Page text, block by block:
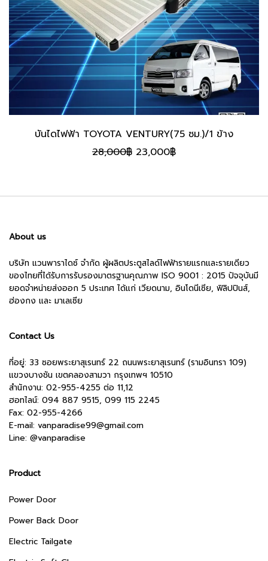
บันไดไฟฟ้า TOYOTA VENTURY(75 ซม.)/1 ข้าง
28,000฿ Original
23,000฿Current
About us
บริษัท แวนพาราไดซ์ จำกัด ผู้ผลิตประตูสไลด์ไฟฟ้ารายแรกและรายเดียว
ของไทยที่ได้รับการรับรองมาตรฐานคุณภาพ ISO 9001 : 2015 ปัจจุบันมี
ยอดจำหน่ายส่งออก 5 ประเทศ ได้แก่ เวียดนาม, อินโดนีเซีย, ฟิลิปปินส์,
ฮ่องกง และ มาเลเซีย
Contact Us
ที่อยู่: 33 ซอยพระยาสุเรนทร์ 22 ถนนพระยาสุเรนทร์ (รามอินทรา 109)
แขวงบางชัน เขตคลองสามวา กรุงเทพฯ 10510
สำนักงาน: 02-955-4255 ต่อ 11,12
ฮอทไลน์: 094 887 9515, 099 115 2245
Fax: 02-955-4266
E-mail: vanparadise99@gmail.com
Line: @vanparadise
Product
Power Door
Power Back Door
Electric Tailgate